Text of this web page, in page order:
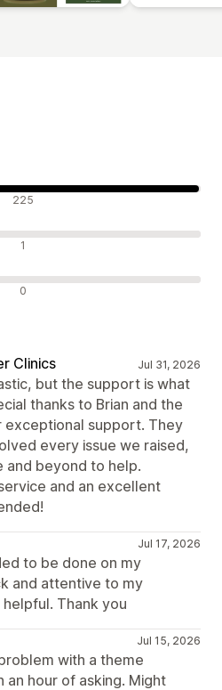
225
1
0
Clinics Jul 31, 2026
but the support is what
thanks to Brian and the
exceptional support. They
every issue we raised,
and beyond to help.
and an excellent
Jul 17, 2026
to be done on my
and attentive to my
Thank you
Jul 15, 2026
with a theme
an hour of asking. Might